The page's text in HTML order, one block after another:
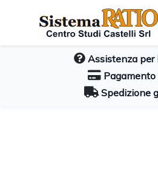
Assistenza per
Pagamento
Spedizione